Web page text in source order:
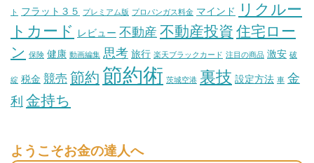
ト フラット３５ プレミアム版 プロパンガス料金 マインド
リクルー
トカード
レビュー 不動産 不動産投資 住宅ロー
ン 保険 健康 動画編集 思考 旅行 楽天ブラックカード 注目の商品 激安 破
綻 税金 競売 節約 節約術 茨城空港 裏技 設定方法 車 金
利 金持ち
ようこそお金の達人へ